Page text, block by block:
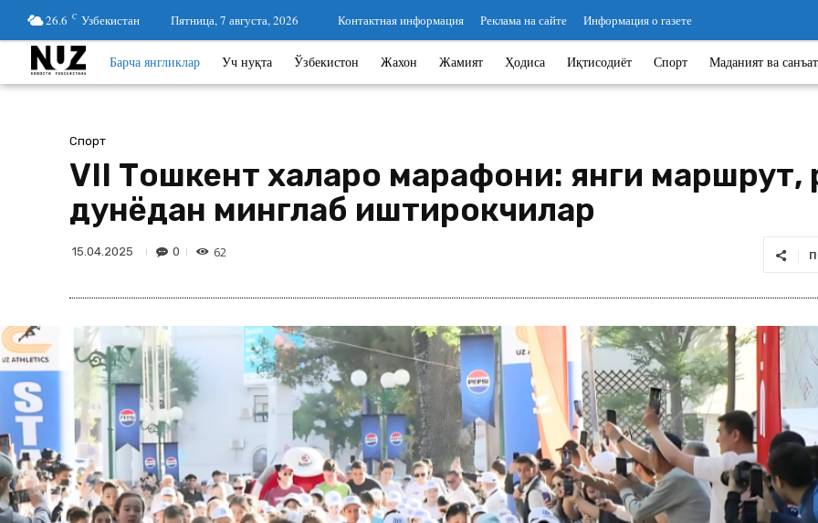
26.6 C Узбекистан Пятница, 7 августа, 2026 Контактная информация Реклама на сайте Информация о газете
Барча янгликлар Уч нуқта Ўзбекистон Жахон Жамият Ҳодиса Иқтисодиёт Спорт Маданият ва санъат
Спорт
VII Тошкент халқаро марафони: янги маршрут,
дунёдан минглаб иштирокчилар
15.04.2025 0 62